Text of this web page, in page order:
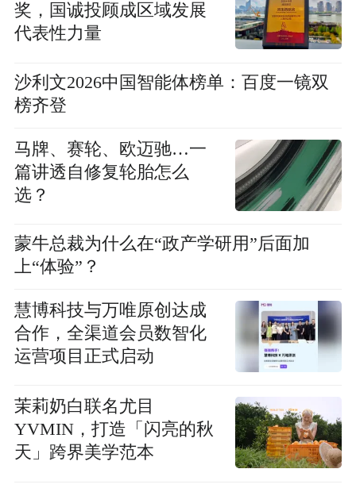
奖，国诚投顾成区域发展
代表性力量
沙利文2026中国智能体榜单：百度一镜双
榜齐登
马牌、赛轮、欧迈驰…一
篇讲透自修复轮胎怎么
选？
蒙牛总裁为什么在“政产学研用”后面加
上“体验”？
慧博科技与万唯原创达成
合作，全渠道会员数智化
运营项目正式启动
茉莉奶白联名尤目
YVMIN，打造「闪亮的秋
天」跨界美学范本